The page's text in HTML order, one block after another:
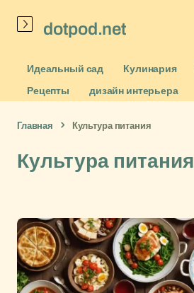
dotpod.net
Идеальный сад Кулинария
Рецепты
дизайн интерьера
Главная Культура питания
Культура питания